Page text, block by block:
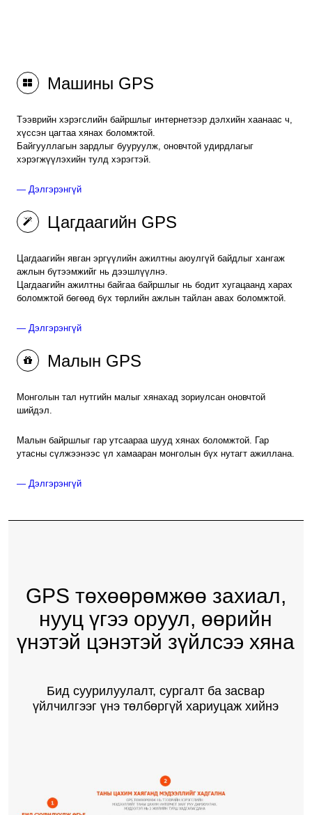
Машины GPS
Тээврийн хэрэгслийн байршлыг интернетээр дэлхийн хаанаас ч,
хүссэн цагтаа хянах боломжтой.
Байгууллагын зардлыг бууруулж, оновчтой удирдлагыг
хэрэгжүүлэхийн тулд хэрэгтэй.
— Дэлгэрэнгүй
Цагдаагийн GPS
Цагдаагийн явган эргүүлийн ажилтны аюулгүй байдлыг хангаж
ажлын бүтээмжийг нь дээшлүүлнэ.
Цагдаагийн ажилтны байгаа байршлыг нь бодит хугацаанд харах
боломжтой бөгөөд бүх төрлийн ажлын тайлан авах боломжтой.
— Дэлгэрэнгүй
Малын GPS
Монголын тал нутгийн малыг хянахад зориулсан оновчтой
шийдэл.
Малын байршлыг гар утсаараа шууд хянах боломжтой. Гар
утасны сүлжээнээс үл хамааран монголын бүх нутагт ажиллана.
— Дэлгэрэнгүй
GPS төхөөрөмжөө захиал,
нууц үгээ оруул, өөрийн
үнэтэй цэнэтэй зүйлсээ хяна
Бид суурилуулалт, сургалт ба засвар
үйлчилгээг үнэ төлбөргүй хариуцаж хийнэ